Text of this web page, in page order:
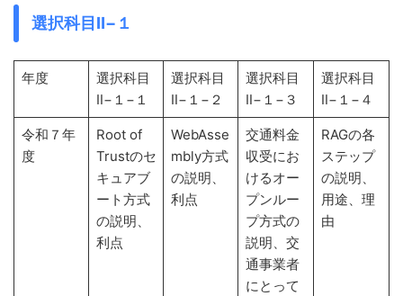
選択科目Ⅱ−１
年度
選択科目
Ⅱ−１−１
選択科目
Ⅱ−１−２
選択科目
Ⅱ−１−３
選択科目
Ⅱ−１−４
令和７年
度
Root of
Trustのセ
キュアブ
ート方式
の説明、
利点
WebAsse
mbly方式
の説明、
利点
交通料金
収受にお
けるオー
プンルー
プ方式の
説明、交
通事業者
にとって
RAGの各
ステップ
の説明、
用途、理
由